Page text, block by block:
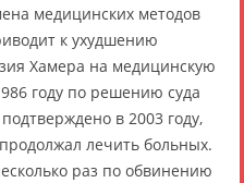
медицинских методов
к ухудшению
Хамера на медицинскую
году по решению суда
в 2003 году,
лечить больных.
раз по обвинению